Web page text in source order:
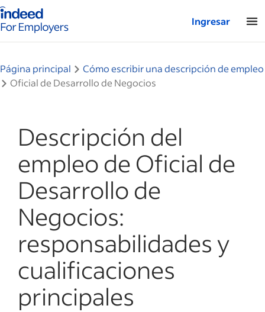
de inicio de Indeed: para empresas
Ingresar
Página principal
Cómo escribir una descripción de empleo
Oficial de Desarrollo de Negocios
Descripción del
empleo de Oficial de
Desarrollo de
Negocios:
responsabilidades y
cualificaciones
principales